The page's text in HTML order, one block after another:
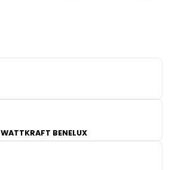
RESIDEO
WATTKRAFT BENELUX